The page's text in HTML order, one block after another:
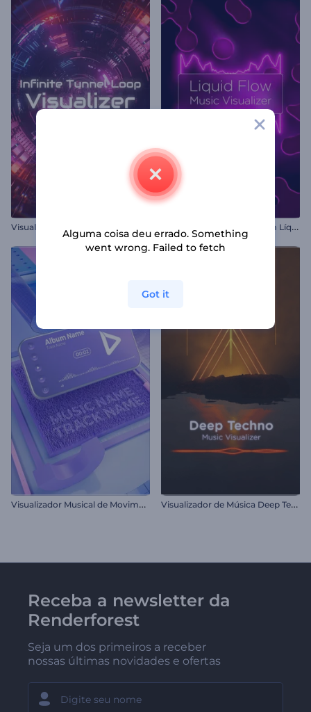
V
isualizador de Música com Líquido Fuindo
V
isualizador Musical de Movimento Cinético V
isualizador de Música Deep Techno
Receba a newsletter da
Renderforest
Seja um dos primeiros a receber
nossas últimas novidades e ofertas
Alguma coisa deu errado. Something
went wrong. Failed to fetch
Got it